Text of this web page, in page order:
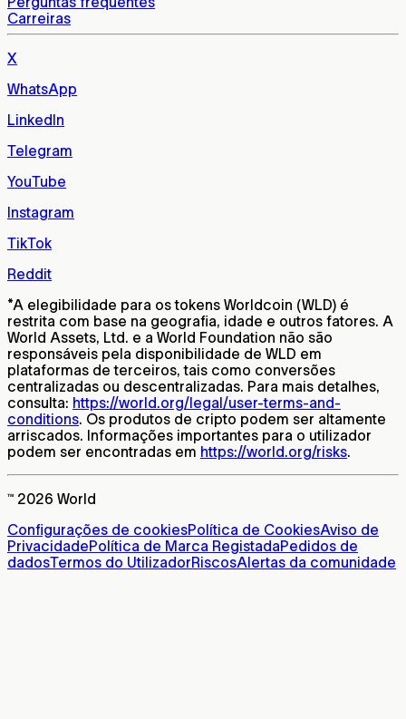
Carreiras
X
WhatsApp
LinkedIn
Telegram
YouTube
Instagram
TikTok
Reddit
*A elegibilidade para os tokens Worldcoin (WLD) é
restrita com base na geografia, idade e outros fatores. A
World Assets, Ltd. e a World Foundation não são
responsáveis pela disponibilidade de WLD em
plataformas de terceiros, tais como conversões
centralizadas ou descentralizadas. Para mais detalhes,
consulta: https://world.org/legal/user-terms-and-
conditions. Os produtos de cripto podem ser altamente
arriscados. Informações importantes para o utilizador
podem ser encontradas em https://world.org/risks.
™ 2026 World
Configurações de cookiesPolítica de CookiesAviso de
PrivacidadePolítica de Marca RegistadaPedidos de
dadosTermos do UtilizadorRiscosAlertas da comunidade